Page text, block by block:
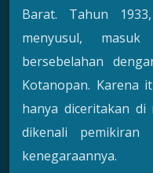
Barat. Tahun
menyusul,
bersebelahan
Kotanopan. Karena
hanya diceritakan
dikenali pemikiran
kenegaraannya.